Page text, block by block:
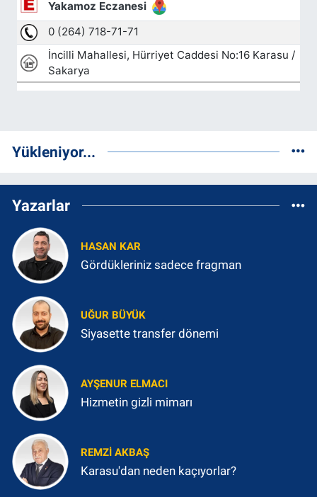
Yükleniyor...
Yazarlar
HASAN KAR
Gördükleriniz sadece fragman
UĞUR BÜYÜK
Siyasette transfer dönemi
AYŞENUR ELMACI
Hizmetin gizli mimarı
REMZI AKBAŞ
Karasu'dan neden kaçıyorlar?